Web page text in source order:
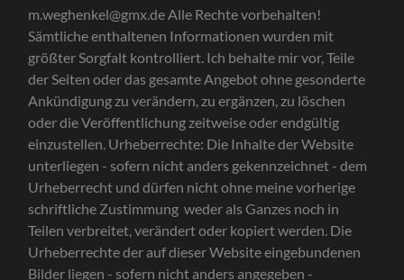
m.weghenkel@gmx.de Alle Rechte vorbehalten!
Sämtliche enthaltenen Informationen wurden mit
größter Sorgfalt kontrolliert. Ich behalte mir vor, Teile
der Seiten oder das gesamte Angebot ohne gesonderte
Ankündigung zu verändern, zu ergänzen, zu löschen
oder die Veröffentlichung zeitweise oder endgültig
einzustellen. Urheberrechte: Die Inhalte der Website
unterliegen - sofern nicht anders gekennzeichnet - dem
Urheberrecht und dürfen nicht ohne meine vorherige
schriftliche Zustimmung weder als Ganzes noch in
Teilen verbreitet, verändert oder kopiert werden. Die
Urheberrechte der auf dieser Website eingebundenen
Bilder liegen - sofern nicht anders angegeben -